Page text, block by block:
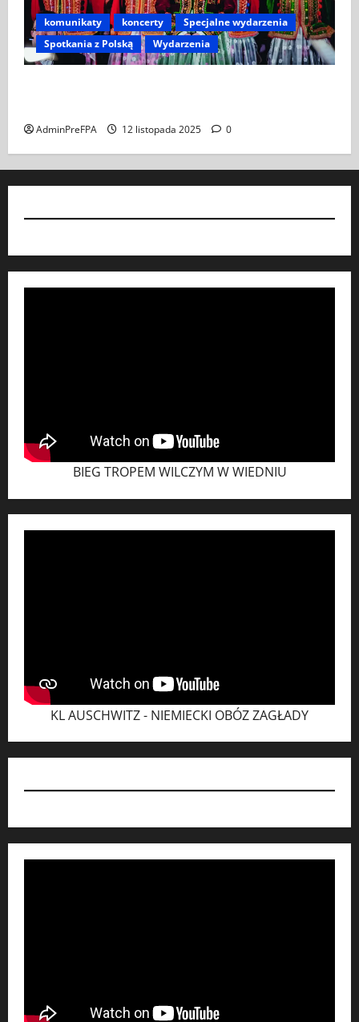
komunikaty koncerty
Specjalne wydarzenia
Spotkania z Polską
Wydarzenia
AdminPreFPA 12 listopada 2025 0
BIEG TROPEM WILCZYM W WIEDNIU
KL AUSCHWITZ - NIEMIECKI OBÓZ ZAGŁADY